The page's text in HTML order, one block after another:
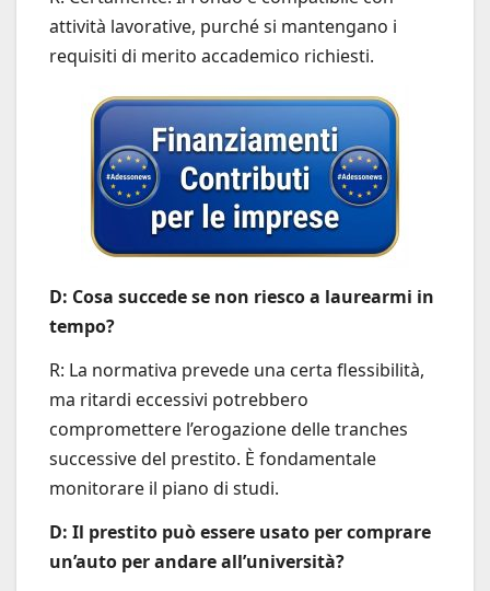
attività lavorative, purché si mantengano i
requisiti di merito accademico richiesti.
D: Cosa succede se non riesco a laurearmi in
tempo?
R: La normativa prevede una certa flessibilità,
ma ritardi eccessivi potrebbero
compromettere l’erogazione delle tranches
successive del prestito. È fondamentale
monitorare il piano di studi.
D: Il prestito può essere usato per comprare
un’auto per andare all’università?